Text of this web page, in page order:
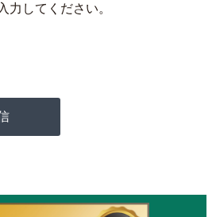
力してください。